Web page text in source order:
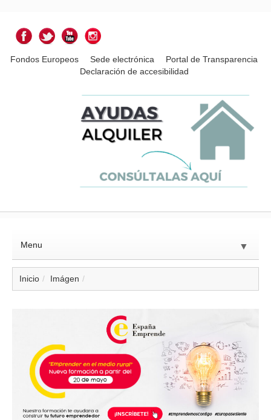
Fondos Europeos Sede electrónica
Portal de Transparencia
Declaración de accesibilidad
Menu ▼
▼
Inicio Imágen